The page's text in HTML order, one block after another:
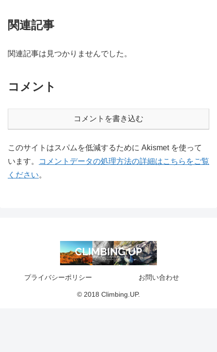
関連記事
関連記事は見つかりませんでした。
コメント
コメントを書き込む
このサイトはスパムを低減するために Akismet を使って
います。
コメントデータの処理方法の詳細はこちらをご覧
ください。
プライバシーポリシー お問い合わせ
© 2018 Climbing.UP.